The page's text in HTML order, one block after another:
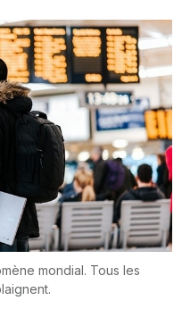
mondial. Tous les